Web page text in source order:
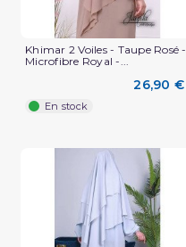
Khimar 2 Voiles - Taupe Rosé -
Microfibre Royal -...
26,90 €
En stock